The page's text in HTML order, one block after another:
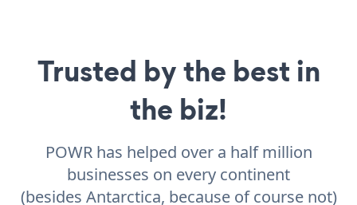
Trusted by the best in
the biz!
POWR has helped over a half million
businesses on every continent
(besides Antarctica, because of course not)